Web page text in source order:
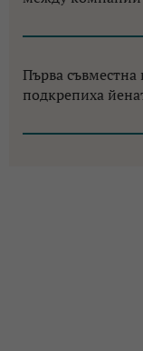
Първа
подкрепиха